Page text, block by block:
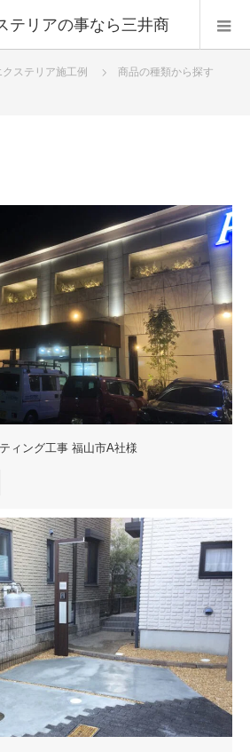
クステリア施工例
商品の種類から探す
ィング工事 福山市A社様